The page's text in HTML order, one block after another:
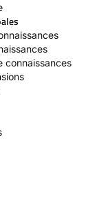
connaissances